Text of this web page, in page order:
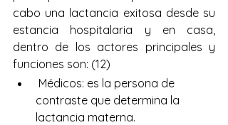
cabo una lactancia exitosa desde su
estancia hospitalaria y en casa,
dentro de los actores principales y
funciones son: (12)
contraste que determina la
lactancia materna.